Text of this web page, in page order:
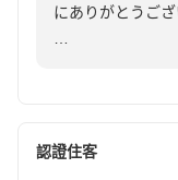
にありがとうござ
町駅」より徒歩3
徒歩7分とアク
認證住客